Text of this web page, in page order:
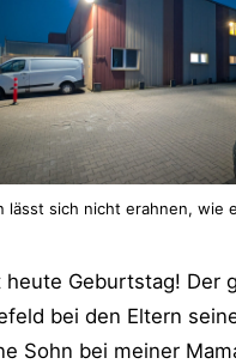
lässt sich nicht erahnen, wie
heute Geburtstag! Der
bei den Eltern
Sohn bei meiner